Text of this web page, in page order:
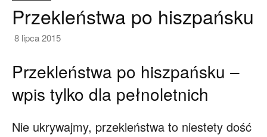
Przekleństwa po hiszpańsku
8 lipca 2015
Przekleństwa po hiszpańsku –
wpis tylko dla pełnoletnich
Nie ukrywajmy, przekleństwa to niestety dość